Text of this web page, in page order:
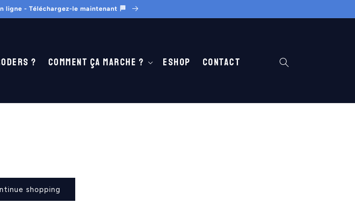
ligne - Téléchargez-le maintenant 🏁
? Comment ça marche ? Eshop Contact
shopping